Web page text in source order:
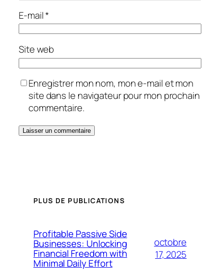
E-mail*
Site web
Enregistrer mon nom, mon e-mail et mon
site dans le navigateur pour mon prochain
commentaire.
PLUS DE PUBLICATIONS
Profitable Passive Side
Businesses: Unlocking
Financial Freedom with
Minimal Daily Effort
octobre
17, 2025